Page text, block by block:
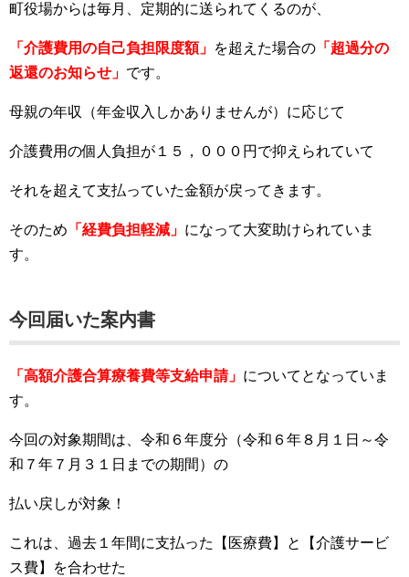
町役場からは毎月、定期的に送られてくるのが、
「介護費用の自己負担限度額」 を超えた場合の 「超過分の
返還のお知らせ」 です。
母親の年収（年金収入しかありませんが）に応じて
介護費用の個人負担が１５，０００円で抑えられていて
それを超えて支払っていた金額が戻ってきます。
そのため 「経費負担軽減」 になって大変助けられていま
す。
今回届いた案内書
「高額介護合算療養費等支給申請」 についてとなっていま
す。
今回の対象期間は、令和６年度分（令和６年８月１日～令
和７年７月３１日までの期間）の
払い戻しが対象！
これは、過去１年間に支払った【医療費】と【介護サービ
ス費】を合わせた